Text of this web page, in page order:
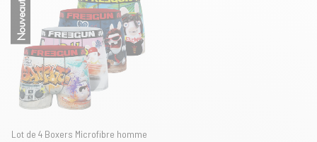
Nouveautés
Lot de 4 Boxers Microfibre homme